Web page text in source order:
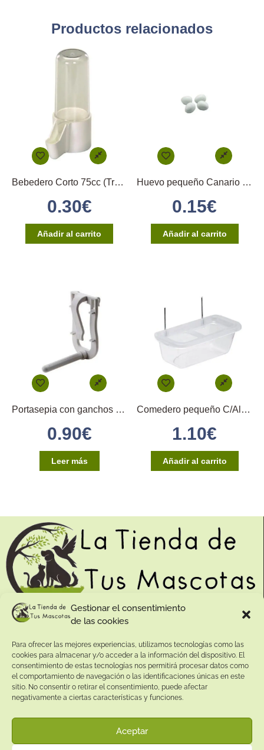
Gestionar el consentimiento
de las cookies
Para ofrecer las mejores experiencias, utilizamos tecnologías como las
cookies para almacenar y/o acceder a la información del dispositivo. El
consentimiento de estas tecnologías nos permitirá procesar datos como
el comportamiento de navegación o las identificaciones únicas en este
sitio. No consentir o retirar el consentimiento, puede afectar
negativamente a ciertas características y funciones.
Aceptar
Productos relacionados
Bebedero Corto 75cc (Transparente)
0.30€
Añadir al carrito
Huevo pequeño Canario (Blanco)
0.15€
Añadir al carrito
Portasepia con ganchos en plástico
0.90€
Leer más
Comedero pequeño C/Alambres y Huella
1.10€
Añadir al carrito
Contacto:
Dirección:
Calle Pepe Jiménez 19, Rute, 14950 Códoba. España
Teléfono:
+34641081328
Email:
info@latiendadetusmascotas.com
Enlaces de interés: